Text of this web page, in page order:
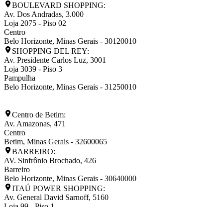
BOULEVARD SHOPPING:
Av. Dos Andradas, 3.000
Loja 2075 - Piso 02
Centro
Belo Horizonte, Minas Gerais - 30120010
SHOPPING DEL REY:
Av. Presidente Carlos Luz, 3001
Loja 3039 - Piso 3
Pampulha
Belo Horizonte, Minas Gerais - 31250010
Centro de Betim:
Av. Amazonas, 471
Centro
Betim, Minas Gerais - 32600065
BARREIRO:
AV. Sinfrônio Brochado, 426
Barreiro
Belo Horizonte, Minas Gerais - 30640000
ITAÚ POWER SHOPPING:
Av. General David Sarnoff, 5160